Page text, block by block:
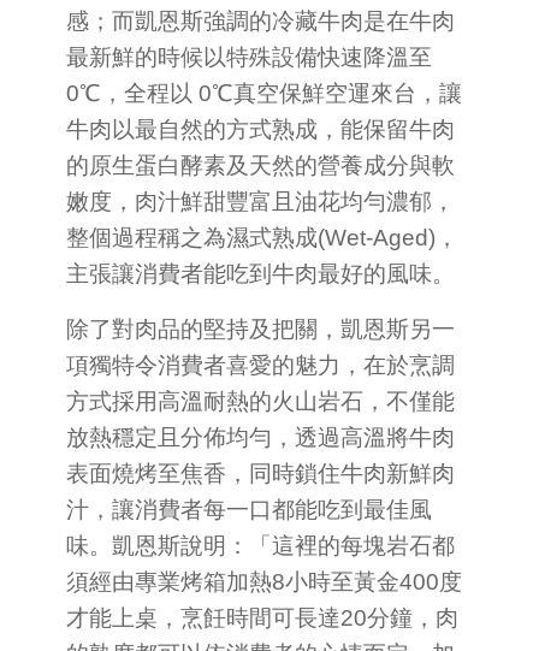
感；而凱恩斯強調的冷藏牛肉是在牛肉
最新鮮的時候以特殊設備快速降溫至
0℃，全程以 0℃真空保鮮空運來台，讓
牛肉以最自然的方式熟成，能保留牛肉
的原生蛋白酵素及天然的營養成分與軟
嫩度，肉汁鮮甜豐富且油花均勻濃郁，
整個過程稱之為濕式熟成(Wet-Aged)，
主張讓消費者能吃到牛肉最好的風味。
除了對肉品的堅持及把關，凱恩斯另一
項獨特令消費者喜愛的魅力，在於烹調
方式採用高溫耐熱的火山岩石，不僅能
放熱穩定且分佈均勻，透過高溫將牛肉
表面燒烤至焦香，同時鎖住牛肉新鮮肉
汁，讓消費者每一口都能吃到最佳風
味。凱恩斯說明：「這裡的每塊岩石都
須經由專業烤箱加熱8小時至黃金400度
才能上桌，烹飪時間可長達20分鐘，肉